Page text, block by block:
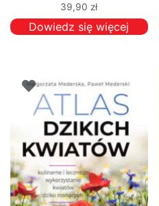
39,90 zł
Dowiedz się więcej